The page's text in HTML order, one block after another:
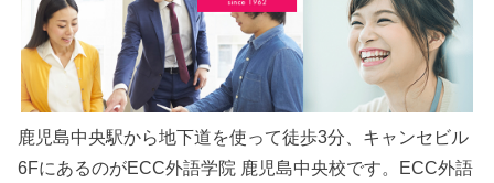
鹿児島中央駅から地下道を使って徒歩3分、キャンセビル
6FにあるのがECC外語学院 鹿児島中央校です。ECC外語